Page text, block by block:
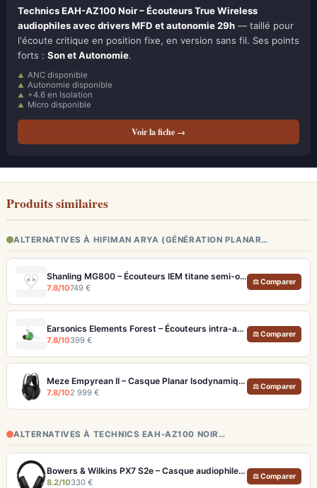
Technics EAH-AZ100 Noir – Écouteurs True Wireless
audiophiles avec drivers MFD et autonomie 29h — taillé pour
l'écoute critique en position fixe, en version sans fil. Ses points
forts : Son et Autonomie.
ANC disponible
Autonomie disponible
+4.6 en Isolation
Micro disponible
Voir la fiche →
Produits similaires
ALTERNATIVES À HIFIMAN ARYA (GÉNÉRATION PLANAR…
Shanling MG800 – Écouteurs IEM titane semi-ouverts, tuning modulaire
7.8/10749 €
⚖ Comparer
Earsonics Elements Forest – Écouteurs intra-auriculaires audiophiles 3 voies
7.8/10399 €
⚖ Comparer
Meze Empyrean II – Casque Planar Isodynamique Ouvert Rinaro MZ3 (Artisanal)
7.8/102 999 €
⚖ Comparer
ALTERNATIVES À TECHNICS EAH-AZ100 NOIR…
Bowers & Wilkins PX7 S2e – Casque audiophile sans fil ANC 30h
8.2/10330 €
⚖ Comparer